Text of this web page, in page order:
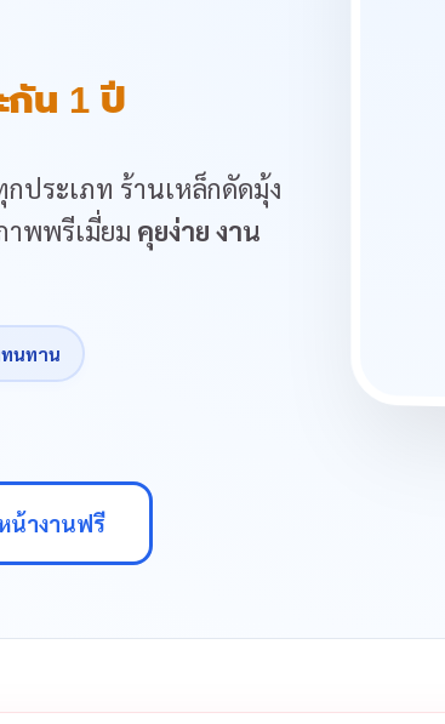
กัน 1 ปี
ประเภท ร้านเหล็กดัดมุ้ง
พพรีเมี่ยม คุยง่าย งาน
ทนทาน
น้างานฟรี